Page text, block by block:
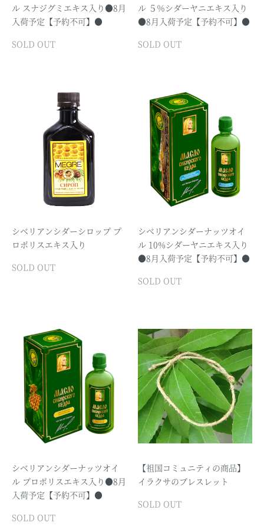
ル スナジグミエキス入り●8月
入荷予定【予約不可】●
SOLD OUT
ル ５％シダーヤニエキス入り
●8月入荷予定【予約不可】●
SOLD OUT
シベリアンシダーシロップ プ
ロポリスエキス入り
SOLD OUT
シベリアンシダーナッツオイ
ル 10%シダーヤニエキス入り
●8月入荷予定【予約不可】●
SOLD OUT
シベリアンシダーナッツオイ
ル プロポリスエキス入り●8月
入荷予定【予約不可】●
SOLD OUT
【祖国コミュニティの商品】
イラクサのブレスレット
SOLD OUT